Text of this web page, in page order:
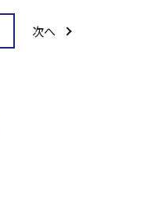
次へ